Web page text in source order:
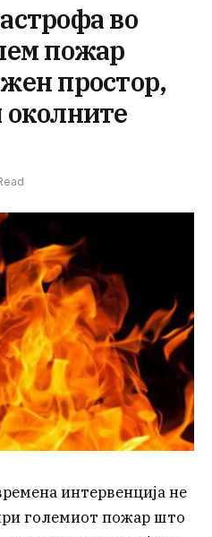
во
пожар
простор,
интервенција не
големиот пожар што